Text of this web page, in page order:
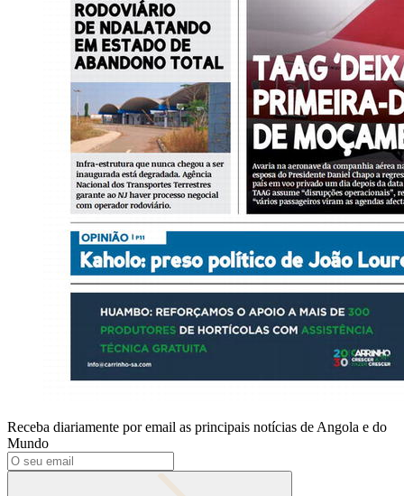
Receba diariamente por email as principais notícias de Angola e do
Mundo